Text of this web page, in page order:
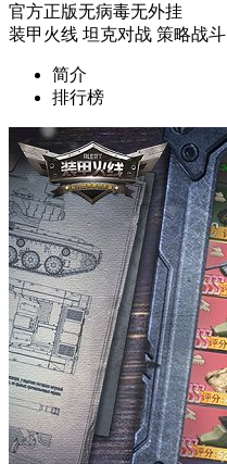
官方正版无病毒无外挂
装甲火线 坦克对战 策略战斗
简介
排行榜